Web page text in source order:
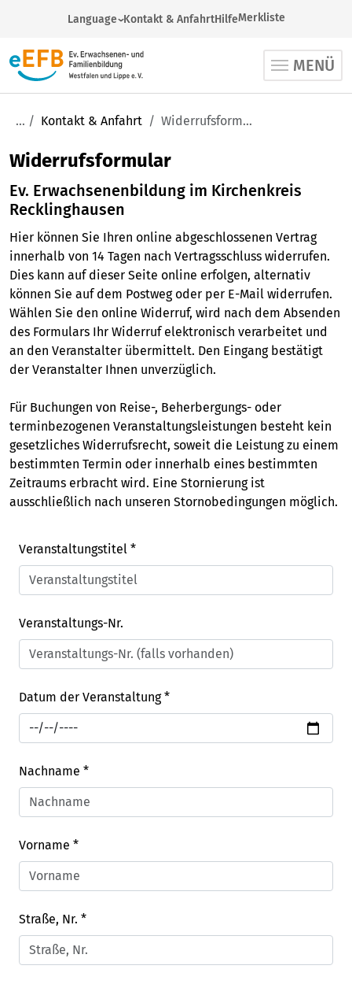
Language
Arabic
English
French
Spanish
Ukrainian
Kontakt & AnfahrtHilfeMerkliste
MENÜ
Kontakt & Anfahrt Widerrufsformular
Widerrufsformular
Ev. Erwachsenenbildung im Kirchenkreis
Recklinghausen
Hier können Sie Ihren online abgeschlossenen Vertrag
innerhalb von 14 Tagen nach Vertragsschluss widerrufen.
Dies kann auf dieser Seite online erfolgen, alternativ
können Sie auf dem Postweg oder per E-Mail widerrufen.
Wählen Sie den online Widerruf, wird nach dem Absenden
des Formulars Ihr Widerruf elektronisch verarbeitet und
an den Veranstalter übermittelt. Den Eingang bestätigt
der Veranstalter Ihnen unverzüglich.
Für Buchungen von Reise-, Beherbergungs- oder
terminbezogenen Veranstaltungsleistungen besteht kein
gesetzliches Widerrufsrecht, soweit die Leistung zu einem
bestimmten Termin oder innerhalb eines bestimmten
Zeitraums erbracht wird. Eine Stornierung ist
ausschließlich nach unseren Stornobedingungen möglich.
Veranstaltungstitel *
Veranstaltungs-Nr.
Datum der Veranstaltung *
Nachname *
Vorname *
Straße, Nr. *